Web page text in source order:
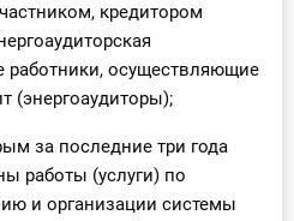
кредитором
работники, осуществляющие
(энергоаудиторы);
за последние три года
работы (услуги) по
и организации системы